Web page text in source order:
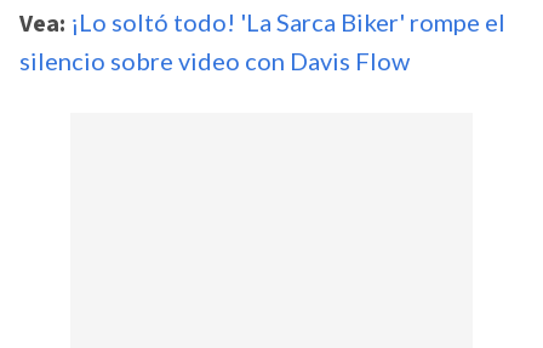
Vea: ¡Lo soltó todo! 'La Sarca Biker' rompe el
silencio sobre video con Davis Flow